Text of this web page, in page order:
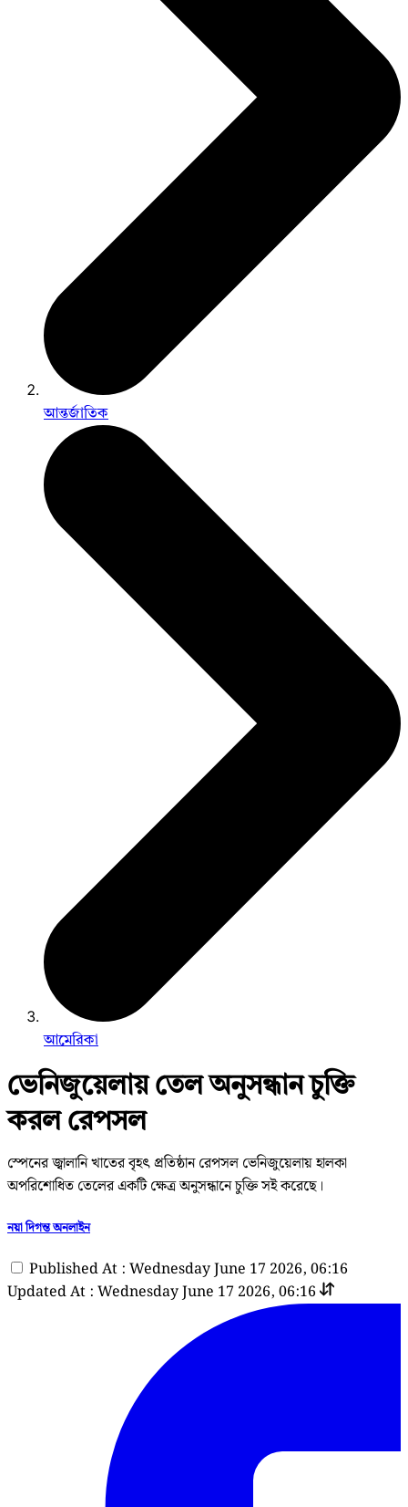
আন্তর্জাতিক
আমেরিকা
ভেনিজুয়েলায় তেল অনুসন্ধান চুক্তি
করল রেপসল
স্পেনের জ্বালানি খাতের বৃহৎ প্রতিষ্ঠান রেপসল ভেনিজুয়েলায় হালকা
অপরিশোধিত তেলের একটি ক্ষেত্র অনুসন্ধানে চুক্তি সই করেছে।
নয়া দিগন্ত অনলাইন
Published At : Wednesday June 17 2026, 06:16
Updated At : Wednesday June 17 2026, 06:16